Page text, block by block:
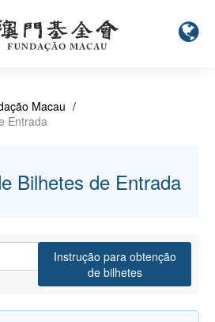
Macau /
Entrada
Bilhetes de Entrada
Instrução para obtenção
de bilhetes